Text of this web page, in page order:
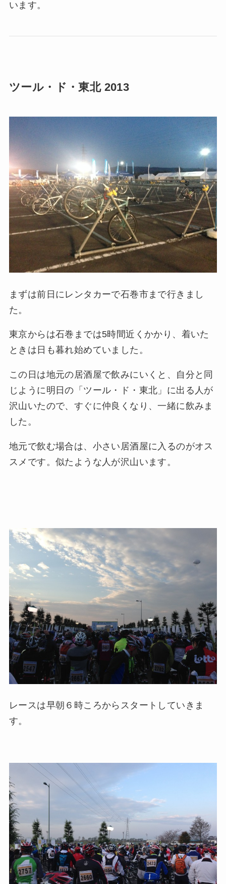
います。
ツール・ド・東北 2013
まずは前日にレンタカーで石巻市まで行きまし
た。
東京からは石巻までは5時間近くかかり、着いた
ときは日も暮れ始めていました。
この日は地元の居酒屋で飲みにいくと、自分と同
じように明日の「ツール・ド・東北」に出る人が
沢山いたので、すぐに仲良くなり、一緒に飲みま
した。
地元で飲む場合は、小さい居酒屋に入るのがオス
スメです。似たような人が沢山います。
レースは早朝６時ころからスタートしていきま
す。